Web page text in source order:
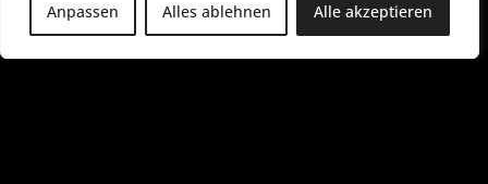
Anpassen Alles ablehnen Alle akzeptieren